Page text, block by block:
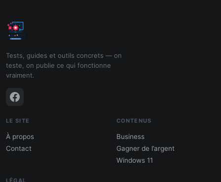
Tests, guides et outils concrets — on
teste, on publie ce qui fonctionne
vraiment.
LE SITE
À propos
Contact
CONTENUS
Business
Gagner de l’argent
Windows 11
LÉGAL